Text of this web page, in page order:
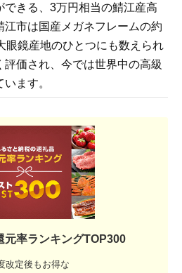
きる、3万円相当の鯖江産高
市は国産メガネフレームの約
眼鏡産地のひとつにも数えられ
価され、今では世界中の高級
ます。
元率ランキングTOP300
改定後もお得な